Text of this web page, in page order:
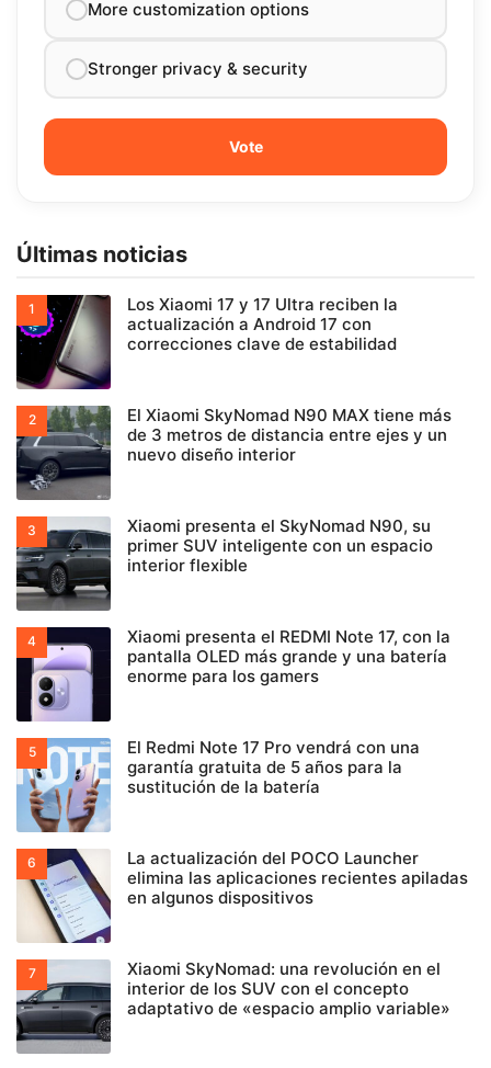
More customization options
Stronger privacy & security
Últimas noticias
Los Xiaomi 17 y 17 Ultra reciben la
actualización a Android 17 con
correcciones clave de estabilidad
El Xiaomi SkyNomad N90 MAX tiene más
de 3 metros de distancia entre ejes y un
nuevo diseño interior
Xiaomi presenta el SkyNomad N90, su
primer SUV inteligente con un espacio
interior flexible
Xiaomi presenta el REDMI Note 17, con la
pantalla OLED más grande y una batería
enorme para los gamers
El Redmi Note 17 Pro vendrá con una
garantía gratuita de 5 años para la
sustitución de la batería
La actualización del POCO Launcher
elimina las aplicaciones recientes apiladas
en algunos dispositivos
Xiaomi SkyNomad: una revolución en el
interior de los SUV con el concepto
adaptativo de «espacio amplio variable»